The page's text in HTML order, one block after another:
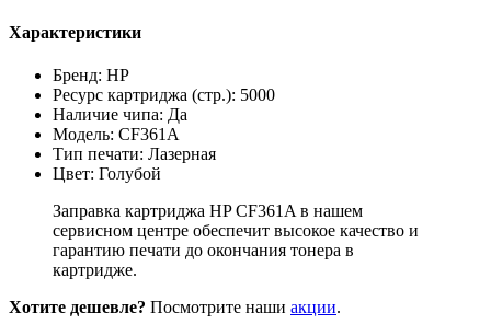
Характеристики
Бренд: HP
Ресурс картриджа (стр.): 5000
Наличие чипа: Да
Модель: CF361A
Тип печати: Лазерная
Цвет: Голубой
Заправка картриджа HP CF361A в нашем
сервисном центре обеспечит высокое качество и
гарантию печати до окончания тонера в
картридже.
Хотите дешевле? Посмотрите наши акции.